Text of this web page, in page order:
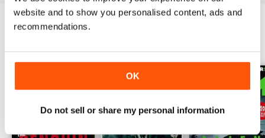
website and to show you personalised content, ads and
recommendations.
OK
Do not sell or share my personal information